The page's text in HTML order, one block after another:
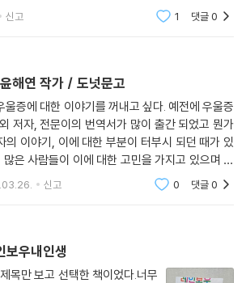
하지 않았더라면웨어아유프롬반
신고 1 댓글0
해연 작가 / 도넛문고
울증에 대한 이야기를 꺼내고 싶다. 예전에 우울증
저자, 전문이의 번역서가 많이 출간 되었고 뭔가
의 이야기, 이에 대한 부분이 터부시 되던 때가 있
은 사람들이 이에 대한 고민을 가지고 있으며 다
그럴 수 있는' 마음의 감기라고 생각하게 되었달까.
신고 0 댓글0
우내인생
목만 보고 선택한 책이었다.너무